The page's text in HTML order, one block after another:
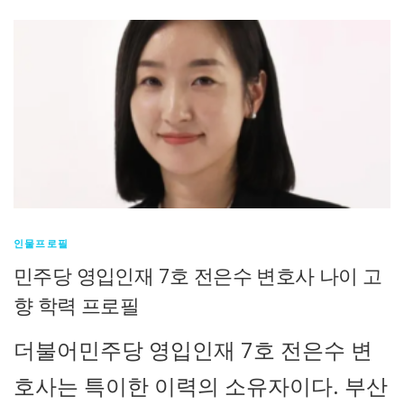
인물프로필
민주당 영입인재 7호 전은수 변호사 나이 고
향 학력 프로필
더불어민주당 영입인재 7호 전은수 변
호사는 특이한 이력의 소유자이다. 부산